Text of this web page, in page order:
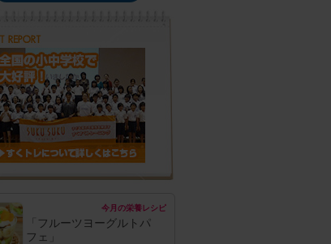
今月の栄養レシピ
「フルーツヨーグルトパ
フェ」